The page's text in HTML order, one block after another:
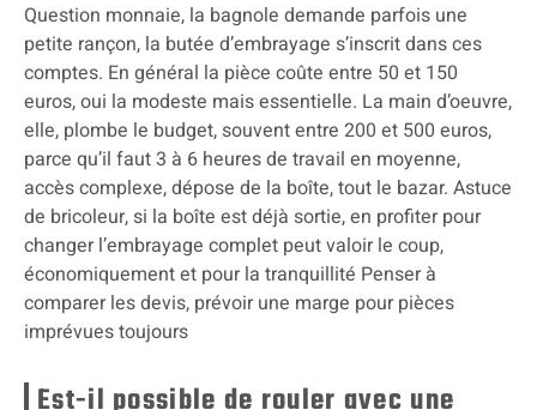
Question monnaie, la bagnole demande parfois une
petite rançon, la butée d’embrayage s’inscrit dans ces
comptes. En général la pièce coûte entre 50 et 150
euros, oui la modeste mais essentielle. La main d’oeuvre,
elle, plombe le budget, souvent entre 200 et 500 euros,
parce qu’il faut 3 à 6 heures de travail en moyenne,
accès complexe, dépose de la boîte, tout le bazar. Astuce
de bricoleur, si la boîte est déjà sortie, en profiter pour
changer l’embrayage complet peut valoir le coup,
économiquement et pour la tranquillité Penser à
comparer les devis, prévoir une marge pour pièces
imprévues toujours